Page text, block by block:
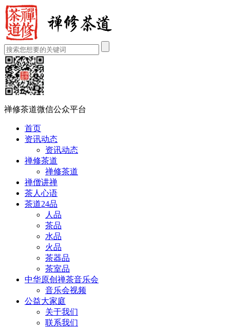
禅修茶道微信公众平台
首页
资讯动态
资讯动态
禅修茶道
禅修茶道
禅僧讲禅
茶人心语
茶道24品
人品
茶品
水品
火品
茶器品
茶室品
中华原创禅茶音乐会
音乐会视频
公益大家庭
关于我们
联系我们